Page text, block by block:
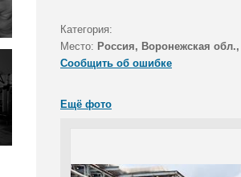
Категория:
Место: Россия, Воронежская
Сообщить об ошибке
Ещё фото